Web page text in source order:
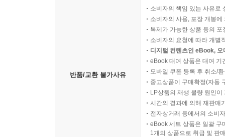
반품/교환 불가사유
소비자의 책임 있는 사유로
소비자의 사용, 포장 개봉
복제가 가능한 상품 등의
소비자의 요청에 따라 개별
디지털 컨텐츠인 eBook,
eBook 대여 상품은 대여 기
모바일 쿠폰 등록 후 취소/
중고상품이 구매확정(자동
LP상품의 재생 불량 원인
시간의 경과에 의해 재판매
전자상거래 등에서의 소비
eBook 세트 상품은 일괄 구
1개의 상품으로 취급 및 판